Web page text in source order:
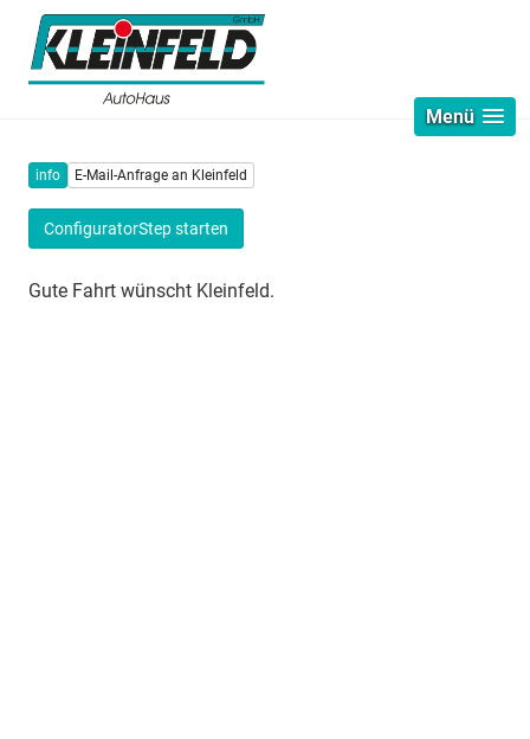
Menü
info E-Mail-Anfrage an Kleinfeld
ConfiguratorStep starten
Gute Fahrt wünscht Kleinfeld.